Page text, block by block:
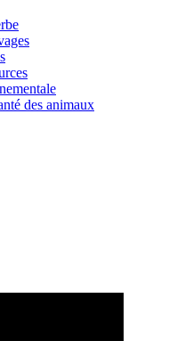
des animaux